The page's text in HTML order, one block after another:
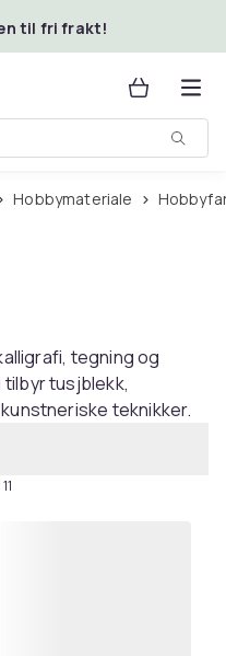
til fri frakt!
Hobbymateriale
tegning og
tilbyr tusjblekk,
teknikker.